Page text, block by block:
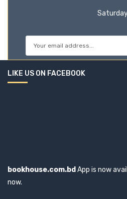
LIKE US ON FACEBOOK
bookhouse.com.bd App is now
now.